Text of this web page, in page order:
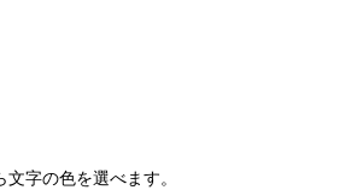
字の色を選べます。